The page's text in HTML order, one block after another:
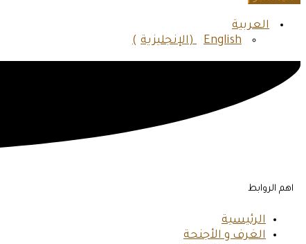
العربية
English
(الإنجليزية )
اهم الروابط
الرئيسية
الغرف و الأجنحة